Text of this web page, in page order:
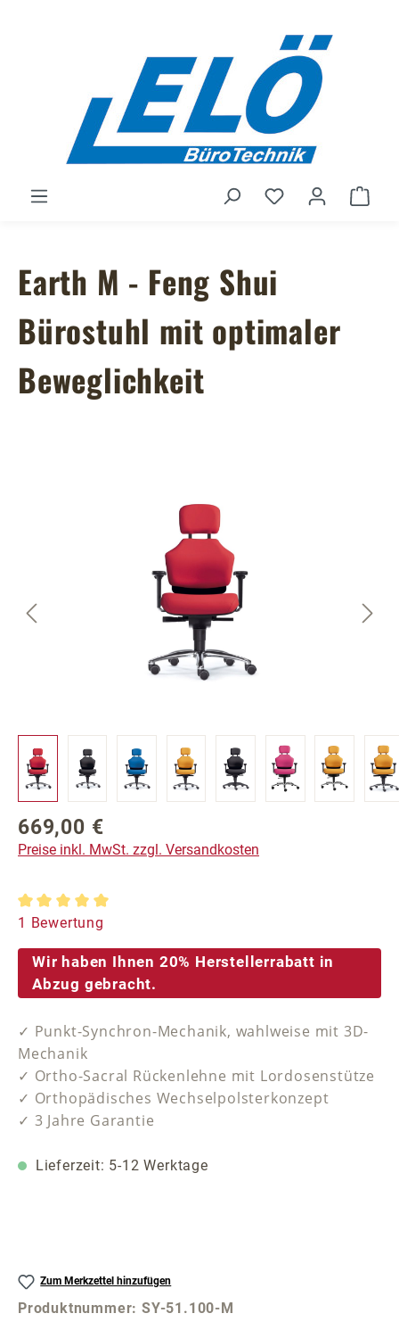
Du hast 0
Earth M - Feng Shui
Bürostuhl mit optimaler
Beweglichkeit
Bildergalerie überspringen
Regulärer Preis:
669,00 €
Preise inkl. MwSt. zzgl. Versandkosten
Durchschnittliche Bewertung von 5 von 5 Sternen
1 Bewertung
Wir haben Ihnen 20% Herstellerrabatt in
Abzug gebracht.
✓ Punkt-Synchron-Mechanik, wahlweise mit 3D-
Mechanik
✓ Ortho-Sacral Rückenlehne mit Lordosenstütze
✓ Orthopädisches Wechselpolsterkonzept
✓ 3 Jahre Garantie
Lieferzeit: 5-12 Werktage
Zum Merkzettel hinzufügen
Produktnummer:SY-51.100-M